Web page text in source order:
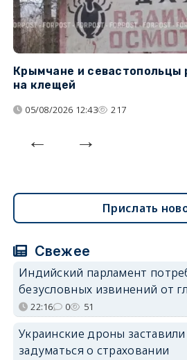
Крымчане и
на клещей
05/08/2026 12:43 217
Прислать
Свежее
Индийский парламент
безусловных извинений от
22:16 0 51
Украинские дроны
задуматься о страховании